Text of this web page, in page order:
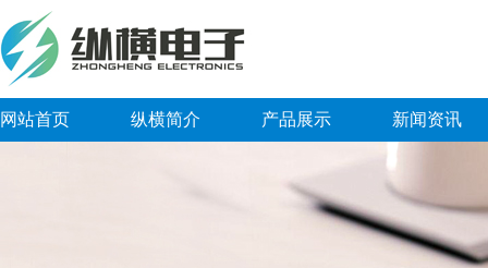
网站首页 纵横简介 产品展示 新闻资讯